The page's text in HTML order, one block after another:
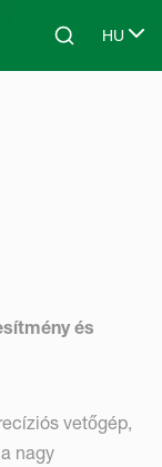
contentSearchHU
Select
és
vetőgép,
nagy